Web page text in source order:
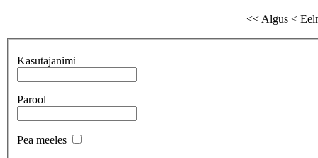
<< Algus <
Kasutajanimi
Parool
Pea meeles